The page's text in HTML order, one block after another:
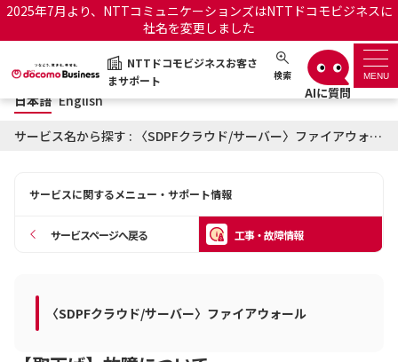
2025年7月より、NTTコミュニケーションズはNTTドコモビジネスに
社名を変更しました
NTTドコモビジネスお客さ
まサポート
検索 MENU
NTTドコモビジネスお客さまサポート 日本語 English
サポートトップ
OCNのお客さまはこちら
工事・故障情報通知サー
ビス
日本語 English
サービス名から探す : 〈SDPFクラウド/サーバー〉ファイアウォールに関する工事・故障情報
サービスに関するメニュー・サポート情報
サービスページへ戻る 工事・故障情報
〈SDPFクラウド/サーバー〉ファイアウォール